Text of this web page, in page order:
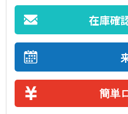
在庫確
簡単